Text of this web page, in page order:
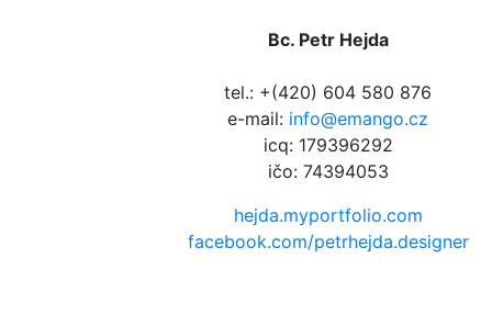
Bc. Petr Hejda
tel.: +(420) 604 580 876
e-mail: info@emango.cz
icq: 179396292
ičo: 74394053
hejda.myportfolio.com
facebook.com/petrhejda.designer